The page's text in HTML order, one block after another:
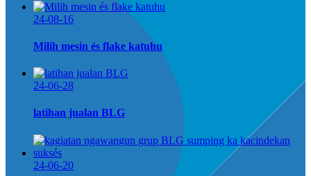
24-08-16
Milih mesin és flake katuhu
24-06-28
latihan jualan BLG
24-06-20